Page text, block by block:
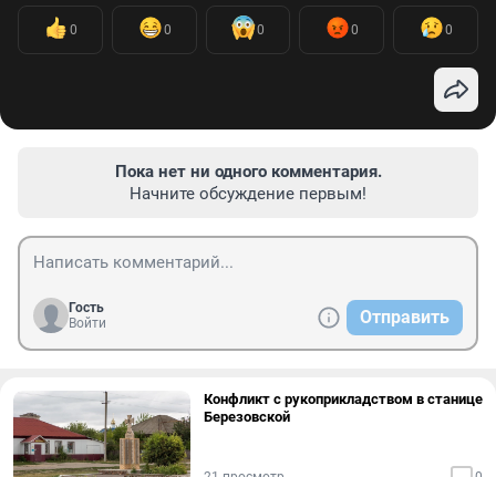
0 0 0 0 0
Пока нет ни одного комментария.
Начните обсуждение первым!
Гость
Войти
Отправить
Конфликт с рукоприкладством в станице
Березовской